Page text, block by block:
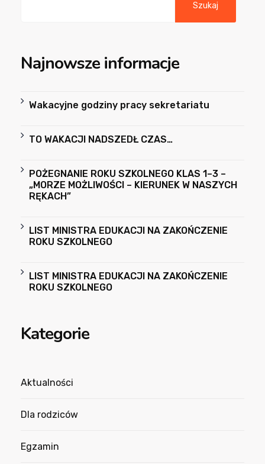
Szukaj
Najnowsze informacje
Wakacyjne godziny pracy sekretariatu
TO WAKACJI NADSZEDŁ CZAS…
POŻEGNANIE ROKU SZKOLNEGO KLAS 1–3 –
„MORZE MOŻLIWOŚCI – KIERUNEK W NASZYCH
RĘKACH”
LIST MINISTRA EDUKACJI NA ZAKOŃCZENIE
ROKU SZKOLNEGO
LIST MINISTRA EDUKACJI NA ZAKOŃCZENIE
ROKU SZKOLNEGO
Kategorie
Aktualności
Dla rodziców
Egzamin